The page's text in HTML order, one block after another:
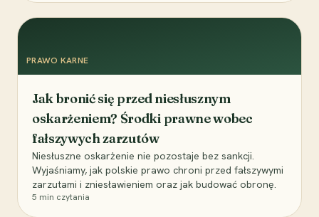
PRAWO KARNE
Jak bronić się przed niesłusznym
oskarżeniem? Środki prawne wobec
fałszywych zarzutów
Niesłuszne oskarżenie nie pozostaje bez sankcji.
Wyjaśniamy, jak polskie prawo chroni przed fałszywymi
zarzutami i zniesławieniem oraz jak budować obronę.
5 min czytania